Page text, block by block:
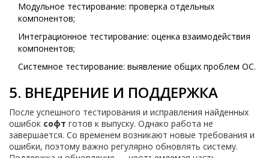
Модульное тестирование: проверка отдельных
компонентов;
Интеграционное тестирование: оценка взаимодействия
компонентов;
Системное тестирование: выявление общих проблем ОС.
5. ВНЕДРЕНИЕ И ПОДДЕРЖКА
После успешного тестирования и исправления найденных
ошибок софт готов к выпуску. Однако работа не
завершается. Со временем возникают новые требования и
ошибки, поэтому важно регулярно обновлять систему.